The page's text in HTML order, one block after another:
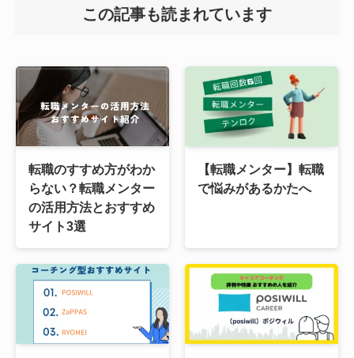
この記事も読まれています
転職のすすめ方がわか
らない？転職メンター
の活用方法とおすすめ
サイト3選
【転職メンター】転職
で悩みがあるかたへ